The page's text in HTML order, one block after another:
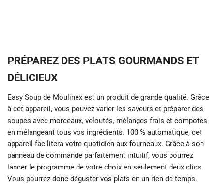
PRÉPAREZ DES PLATS GOURMANDS ET
DÉLICIEUX
Easy Soup de Moulinex est un produit de grande qualité. Grâce
à cet appareil, vous pouvez varier les saveurs et préparer des
soupes avec morceaux, veloutés, mélanges frais et compotes
en mélangeant tous vos ingrédients. 100 % automatique, cet
appareil facilitera votre quotidien aux fourneaux. Grâce à son
panneau de commande parfaitement intuitif, vous pourrez
lancer le programme de votre choix en seulement deux clics.
Vous pourrez donc déguster vos plats en un rien de temps.